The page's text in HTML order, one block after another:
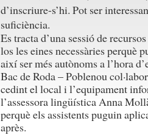
d’inscriure-s’hi. Pot ser
suficiència.
Es tracta d’una sessió de
los les eines necessàries perquè
així ser més autònoms a l’hora
Bac de Roda – Poblenou
cedint el local i l’equipament
l’assessora lingüística Anna
perquè els assistents puguin
après.